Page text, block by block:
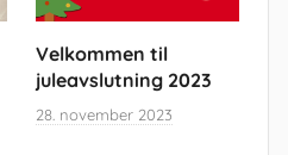
Velkommen til
juleavslutning 2023
28. november 2023